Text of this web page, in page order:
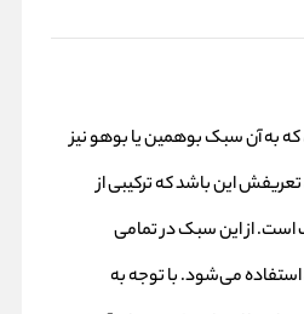
به آن سبک بوهمین یا بوهو نیز
این باشد که ترکیبی از
از این سبک در تمامی
می‌شود. با توجه به